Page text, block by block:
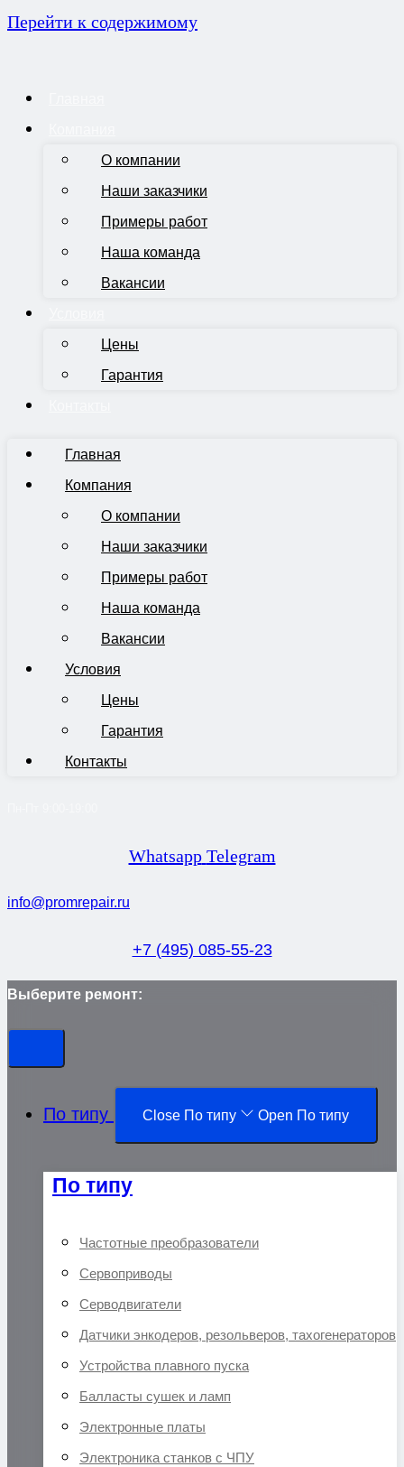
Перейти к содержимому
О компании
Наши заказчики
Примеры работ
Наша команда
Вакансии
Цены
Гарантия
Главная
Компания
О компании
Наши заказчики
Примеры работ
Наша команда
Вакансии
Условия
Цены
Гарантия
Контакты
Whatsapp Telegram
info@promrepair.ru
+7 (495) 085-55-23
Выберите ремонт:
По типу Close По типу Open По типу
По типу
Частотные преобразователи
Сервоприводы
Серводвигатели
Датчики энкодеров, резольверов, тахогенераторов
Устройства плавного пуска
Балласты сушек и ламп
Электронные платы
Электроника станков с ЧПУ